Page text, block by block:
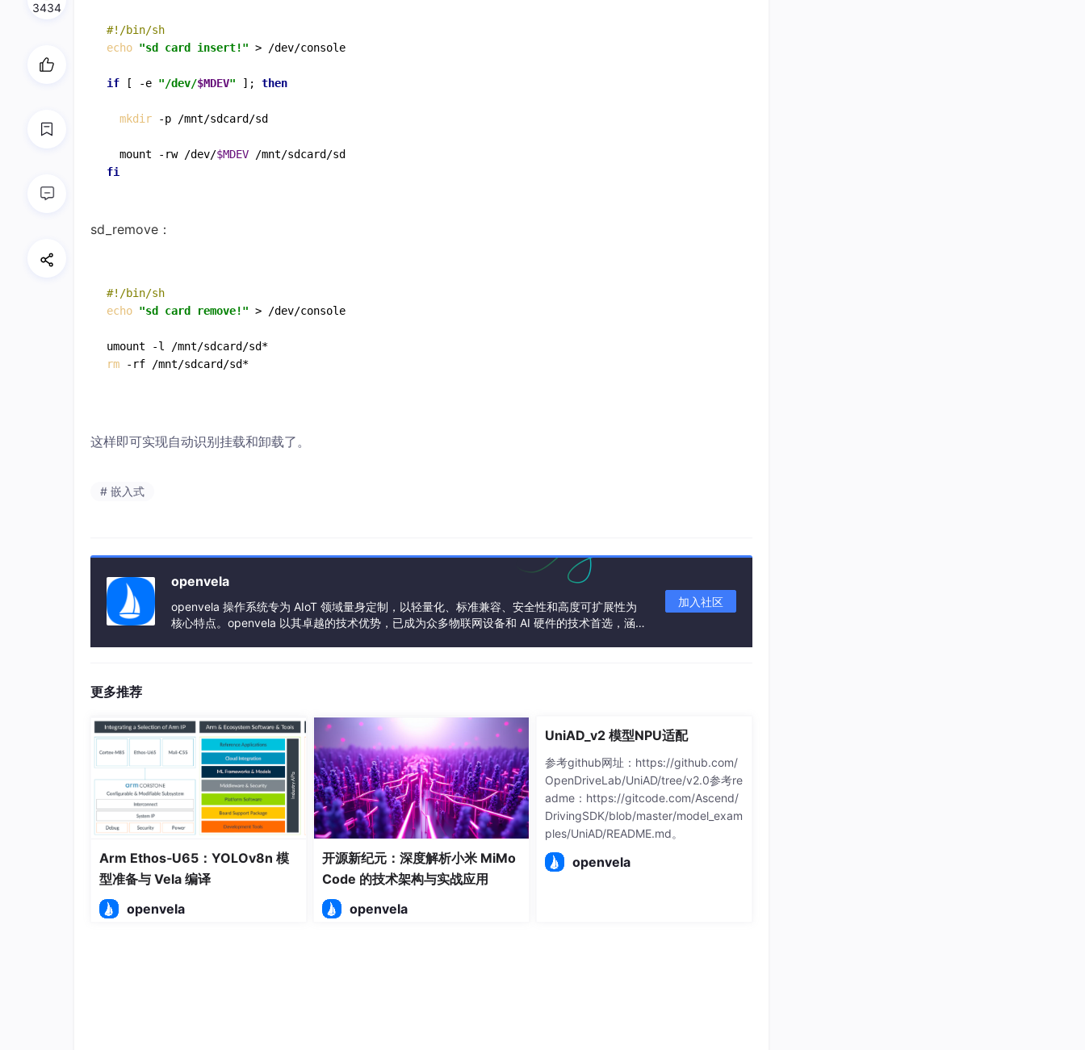
#!/bin/sh
echo "sd card insert!" > /dev/console
if [ -e "/dev/$MDEV" ]; then
mkdir -p /mnt/sdcard/sd
  mount -rw /dev/
$MDEV
fi
sd_remove：
#!/bin/sh
echo "sd card remove!" > /dev/console
rm -rf /mnt/sdcard/sd*
这样即可实现自动识别挂载和卸载了。
# 嵌入式
openvela
openvela 操作系统专为 AIoT 领域量身定制，以轻量化、标准兼容、安全性和高度可扩展性为
核心特点。openvela 以其卓越的技术优势，已成为众多物联网设备和 AI 硬件的技术首选，涵盖
加入社区
更多推荐
Arm Ethos‑U65：YOLOv8n 模
型准备与 Vela 编译
openvela
开源新纪元：深度解析小米 MiMo
Code 的技术架构与实战应用
openvela
UniAD_v2 模型NPU适配
参考github网址：https://github.com/
OpenDriveLab/UniAD/tree/v2.0参考re
adme：https://gitcode.com/Ascend/
DrivingSDK/blob/master/model_exam
ples/UniAD/README.md。
openvela
3434